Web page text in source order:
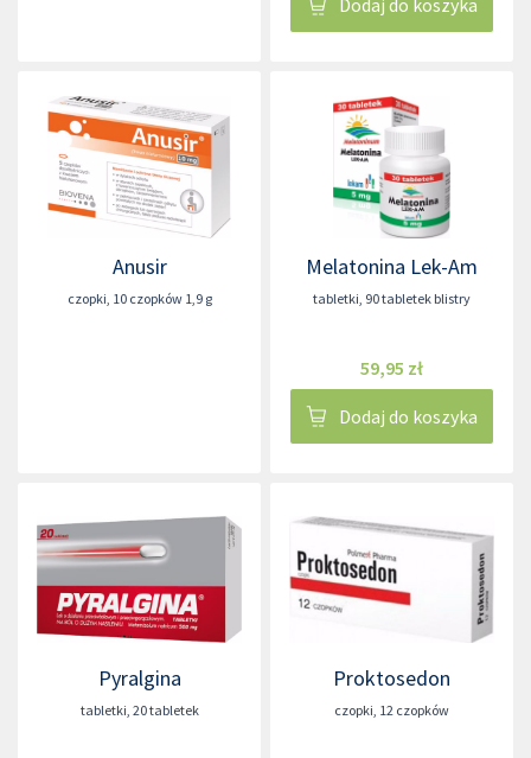
Anusir
czopki 10 czopków 1,9 g
Melatonina Lek-Am
tabletki 90 tabletek blistry
59,95 zł
Dodaj do koszyka
Pyralgina
tabletki 20 tabletek
Proktosedon
czopki 12 czopków